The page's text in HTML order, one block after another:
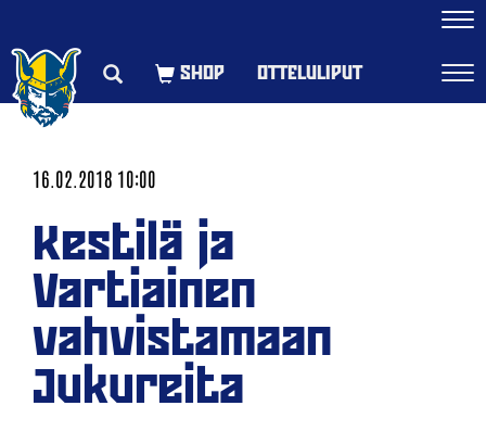
OTTELULIPUT
16.02.2018 10:00
Kestilä ja
Vartiainen
vahvistamaan
Jukureita